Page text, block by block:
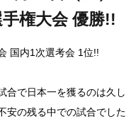
権大会 優勝!!
国内1次選考会 1位!!
合で日本一を獲るのは久
安の残る中での試合でした